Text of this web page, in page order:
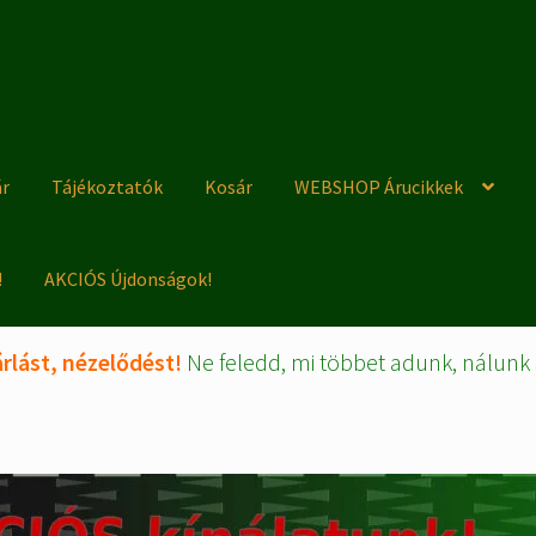
Tájékoztatók Kosár WEBSHOP Árucikkek
AKCIÓS Újdonságok!
nézelődést! Ne feledd, mi többet adunk,